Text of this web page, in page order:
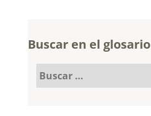
Buscar en el glosario
Buscar: